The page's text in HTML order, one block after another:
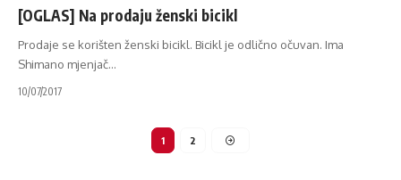
[OGLAS] Na prodaju ženski bicikl
Prodaje se korišten ženski bicikl. Bicikl je odlično očuvan. Ima
Shimano mjenjač…
10/07/2017
1 2